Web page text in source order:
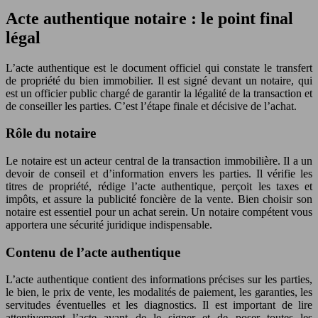
Acte authentique notaire : le point final
légal
L’acte authentique est le document officiel qui constate le transfert
de propriété du bien immobilier. Il est signé devant un notaire, qui
est un officier public chargé de garantir la légalité de la transaction et
de conseiller les parties. C’est l’étape finale et décisive de l’achat.
Rôle du notaire
Le notaire est un acteur central de la transaction immobilière. Il a un
devoir de conseil et d’information envers les parties. Il vérifie les
titres de propriété, rédige l’acte authentique, perçoit les taxes et
impôts, et assure la publicité foncière de la vente. Bien choisir son
notaire est essentiel pour un achat serein. Un notaire compétent vous
apportera une sécurité juridique indispensable.
Contenu de l’acte authentique
L’acte authentique contient des informations précises sur les parties,
le bien, le prix de vente, les modalités de paiement, les garanties, les
servitudes éventuelles et les diagnostics. Il est important de lire